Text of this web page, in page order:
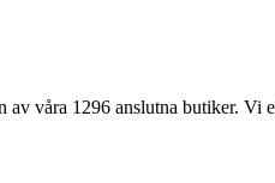
av våra 1296 anslutna butiker. Vi